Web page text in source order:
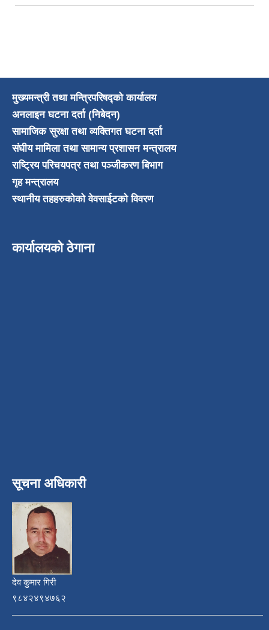
मुख्यमन्त्री तथा मन्त्रिपरिषद्को कार्यालय
अनलाइन घटना दर्ता (निबेदन)
सामाजिक सुरक्षा तथा व्यक्तिगत घटना दर्ता
संघीय मामिला तथा सामान्य प्रशासन मन्त्रालय
राष्ट्रिय परिचयपत्र तथा पञ्जीकरण बिभाग
गृह मन्त्रालय
स्थानीय तहहरुकोको वेवसाईटको विवरण
कार्यालयको ठेगाना
सूचना अधिकारी
देव कुमार गिरी
९८४२४९४७६२